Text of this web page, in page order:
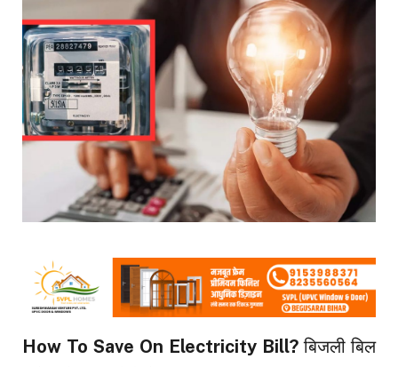
How To Save On Electricity Bill? बिजली बिल